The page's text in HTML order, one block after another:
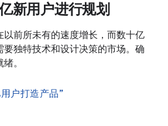
新用户进行规划
以前所未有的速度增长，而数十亿
要独特技术和设计决策的市场。确
。
户打造产品”